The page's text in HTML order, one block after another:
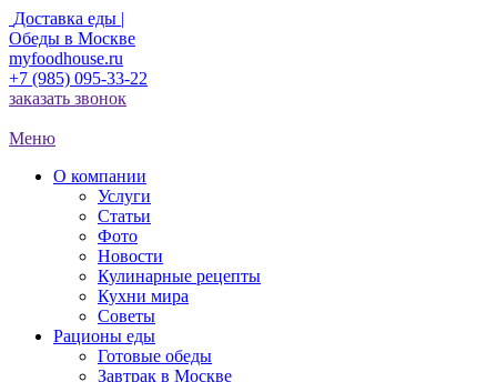
Доставка еды |
Обеды в Москве
myfoodhouse.ru
+7 (985) 095-33-22
заказать звонок
Меню
О компании
Услуги
Статьи
Фото
Новости
Кулинарные рецепты
Кухни мира
Советы
Рационы еды
Готовые обеды
Завтрак в Москве